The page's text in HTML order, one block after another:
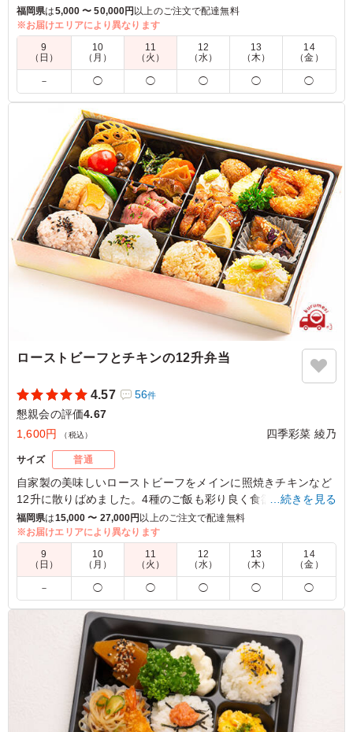
5.0 東月隈東町自治会
大盛りを頼んだのですが、若い男性陣でも、お腹いっぱい
になったと言っていました。 年配の方や女性陣はちょっ
と多かったみたいでした。 でも味付けも良く、彩りも良
く、やっぱりこのお弁当にして良かったです。
ご利用シーン：懇親会›懇親会
福岡県福岡市博多区東月隈 2026/04/13
福岡県は5,000 〜 50,000円 以上のご注文で配達無料
※お届けエリアにより異なります
9
（日）
10
（月）
11
（火）
12
（水）
13
（木）
14
（金）
－ ◯ ◯ ◯ ◯ ◯
ローストビーフとチキンの12升弁当
4.57 56件
懇親会の評価4.67
1,600円
（税込） 四季彩菜 綾乃
サイズ 普通
自家製の美味しいローストビーフをメインに照焼きチキンなど
12升に散りばめました。4種のご飯も彩り良く食欲が旺盛にな
ります！おもてなしやイベントにもぜひご利用下さい。
5.0
ご飯も色々な味が入っていて、飽きないと思います。チキ
ンもローストビーフの肉も柔らかくて食べやすいです。
価格はとても安いという感じではないですが、入っている
食材をみると想定内だと思いました。
ご利用シーン： 懇親会›懇親会
福岡県福岡市博多区博多駅前2026/05/31
…続きを見る
福岡県は15,000 〜 27,000円以上のご注文で配達無料
※お届けエリアにより異なります
9
（日）
10
（月）
11
（火）
12
（水）
13
（木）
14
（金）
－ ◯ ◯ ◯ ◯ ◯